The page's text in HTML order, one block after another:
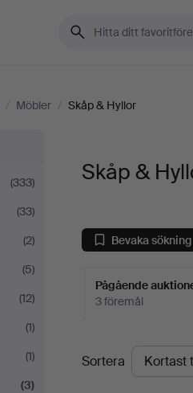
/ Möbler / Skåp & Hyllor
(333)
(33)
(2)
(5)
(12)
(1)
(1)
(3)
Skåp &
Bevaka sökning
Pågående
3 föremål
Pågående
auktioner
Sortera